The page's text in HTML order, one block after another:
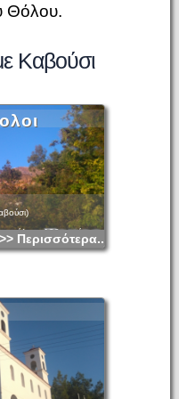
Θόλου.
Καβούσι
100 μ. νότια
δύο στρώματα
αντίστοιχα. Από το
του ευαγγελικού
της Δευτέρας
μεγάλο μέρος του
Από τις υπόλοιπες
στον νότιο τοί­χο του
της Γέννησης, με την
καθώς και η
των Τριών Παίδων εν
βήματος.
>> Περισσότερα...